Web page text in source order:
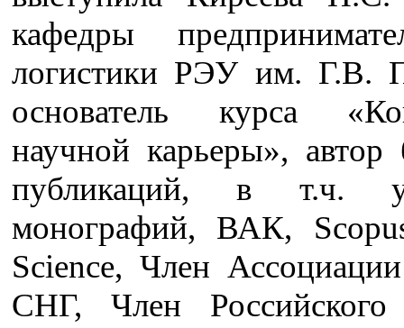
кафедры
логистики РЭУ им. Г.В.
основатель курса
научной карьеры», автор
публикаций, в т.ч.
монографий, ВАК,
Science, Член
СНГ, Член Российского